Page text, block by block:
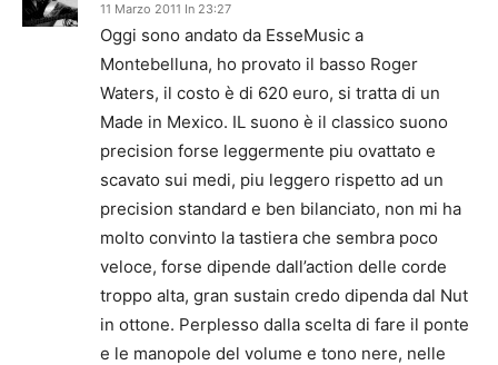
11 Marzo 2011 In 23:27
Oggi sono andato da EsseMusic a
Montebelluna, ho provato il basso Roger
Waters, il costo è di 620 euro, si tratta di un
Made in Mexico. IL suono è il classico suono
precision forse leggermente piu ovattato e
scavato sui medi, piu leggero rispetto ad un
precision standard e ben bilanciato, non mi ha
molto convinto la tastiera che sembra poco
veloce, forse dipende dall’action delle corde
troppo alta, gran sustain credo dipenda dal Nut
in ottone. Perplesso dalla scelta di fare il ponte
e le manopole del volume e tono nere, nelle